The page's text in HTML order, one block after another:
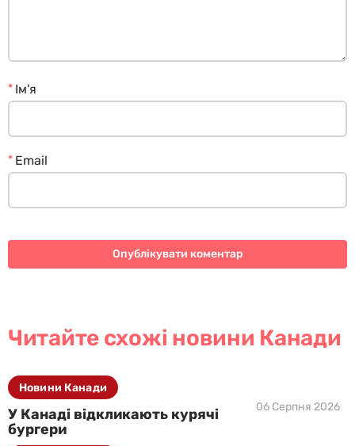
Ім'я
*
Email
*
Читайте схожі новини Канади
У Канаді відкликають курячі
бургери
06 Серпня 2026
Новини Канади